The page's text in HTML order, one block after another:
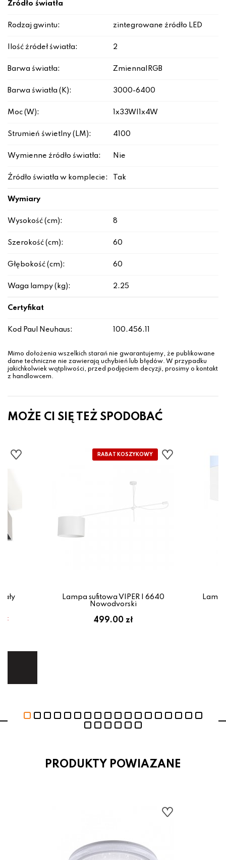
Źródło światła
Rodzaj gwintu: zintegrowane źródło LED
Ilość źródeł światła: 2
Barwa światła: Zmienna|RGB
Barwa światła (K): 3000-6400
Moc (W): 1x33W|1x4W
Strumień świetlny (LM): 4100
Wymienne źródło światła: Nie
Źródło światła w komplecie: Tak
Wymiary
Wysokość (cm): 8
Szerokość (cm): 60
Głębokość (cm): 60
Waga lampy (kg): 2.25
Certyfikat
Kod Paul Neuhaus: 100.456.11
Mimo dołożenia wszelkich starań nie gwarantujemy, że publikowane
dane techniczne nie zawierają uchybień lub błędów. W przypadku
jakichkolwiek wątpliwości, przed podjęciem decyzji, prosimy o kontakt
z handlowcem.
MOŻE CI SIĘ TEŻ SPODOBAĆ
Lampa sufitowa VIPER I 6640
Nowodvorski
499.00 zł
PRODUKTY POWIAZANE